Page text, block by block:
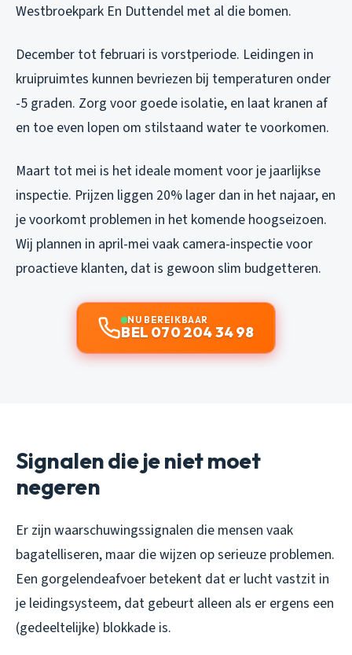
Westbroekpark En Duttendel met al die bomen.
December tot februari is vorstperiode. Leidingen in
kruipruimtes kunnen bevriezen bij temperaturen onder
-5 graden. Zorg voor goede isolatie, en laat kranen af
en toe even lopen om stilstaand water te voorkomen.
Maart tot mei is het ideale moment voor je jaarlijkse
inspectie. Prijzen liggen 20% lager dan in het najaar, en
je voorkomt problemen in het komende hoogseizoen.
Wij plannen in april-mei vaak camera-inspectie voor
proactieve klanten, dat is gewoon slim budgetteren.
NU BEREIKBAAR
BEL 070 204 34 98
Signalen die je niet moet
negeren
Er zijn waarschuwingssignalen die mensen vaak
bagatelliseren, maar die wijzen op serieuze problemen.
Een gorgelendeafvoer betekent dat er lucht vastzit in
je leidingsysteem, dat gebeurt alleen als er ergens een
(gedeeltelijke) blokkade is.